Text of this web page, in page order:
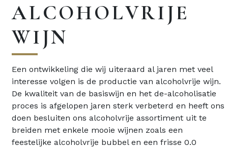
ALCOHOLVRIJE
WIJN
Een ontwikkeling die wij uiteraard al jaren met veel
interesse volgen is de productie van alcoholvrije wijn.
De kwaliteit van de basiswijn en het de-alcoholisatie
proces is afgelopen jaren sterk verbeterd en heeft ons
doen besluiten ons alcoholvrije assortiment uit te
breiden met enkele mooie wijnen zoals een
feestelijke alcoholvrije bubbel en een frisse 0.0